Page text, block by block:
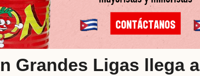
Grandes Ligas llega a